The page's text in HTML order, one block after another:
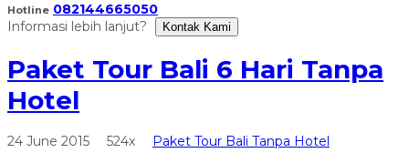
Hotline 082144665050
Informasi lebih lanjut?
Kontak Kami
Paket Tour Bali 6 Hari Tanpa
Hotel
24 June 2015 524x
Paket Tour Bali Tanpa Hotel